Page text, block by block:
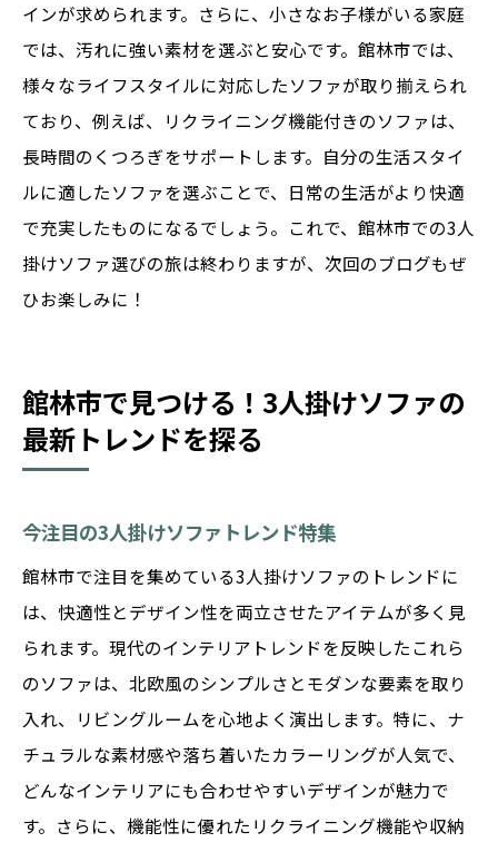
インが求められます。さらに、小さなお子様がいる家庭
では、汚れに強い素材を選ぶと安心です。館林市では、
様々なライフスタイルに対応したソファが取り揃えられ
ており、例えば、リクライニング機能付きのソファは、
長時間のくつろぎをサポートします。自分の生活スタイ
ルに適したソファを選ぶことで、日常の生活がより快適
で充実したものになるでしょう。これで、館林市での3人
掛けソファ選びの旅は終わりますが、次回のブログもぜ
ひお楽しみに！
館林市で見つける！3人掛けソファの
最新トレンドを探る
今注目の3人掛けソファトレンド特集
館林市で注目を集めている3人掛けソファのトレンドに
は、快適性とデザイン性を両立させたアイテムが多く見
られます。現代のインテリアトレンドを反映したこれら
のソファは、北欧風のシンプルさとモダンな要素を取り
入れ、リビングルームを心地よく演出します。特に、ナ
チュラルな素材感や落ち着いたカラーリングが人気で、
どんなインテリアにも合わせやすいデザインが魅力で
す。さらに、機能性に優れたリクライニング機能や収納